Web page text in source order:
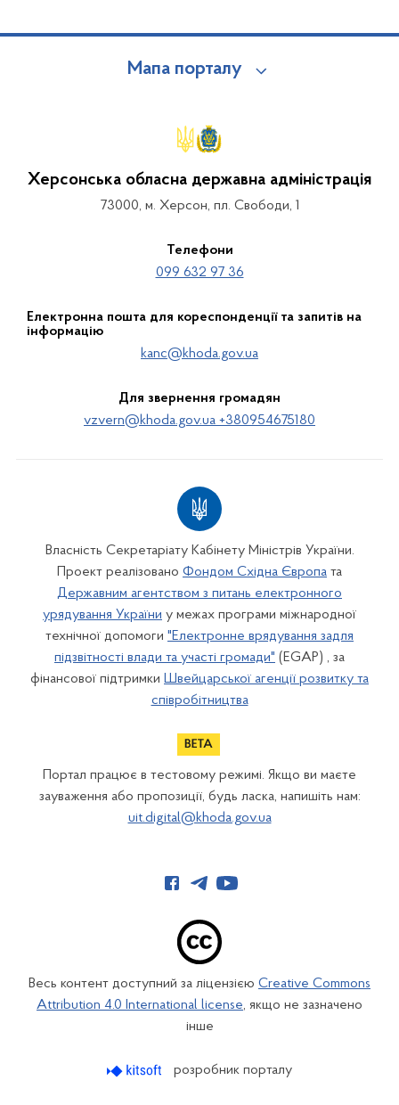
Мапа порталу
Херсонська обласна державна адміністрація
73000, м. Херсон, пл. Свободи, 1
Телефони
099 632 97 36
Електронна пошта для кореспонденції та запитів на
інформацію
kanc@khoda.gov.ua
Для звернення громадян
vzvern@khoda.gov.ua +380954675180
Власність Секретаріату Кабінету Міністрів України.
Проект реалізовано Фондом Східна Європа та
Державним агентством з питань електронного
урядування України у межах програми міжнародної
технічної допомоги "Електронне врядування задля
підзвітності влади та участі громади" (EGAP) , за
фінансової підтримки Швейцарської агенції розвитку та
співробітництва
Портал працює в тестовому режимі. Якщо ви маєте
зауваження або пропозиції, будь ласка, напишіть нам:
uit.digital@khoda.gov.ua
Весь контент доступний за ліцензією Creative Commons
Attribution 4.0 International license, якщо не зазначено
інше
розробник порталу